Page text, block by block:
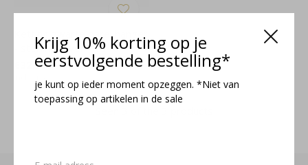
Krijg 10% korting op je
eerstvolgende bestelling*
je kunt op ieder moment opzeggen. *Niet van
toepassing op artikelen in de sale
Ketting zwarte parel hanger
- sterling zilver - 1040
€32,95